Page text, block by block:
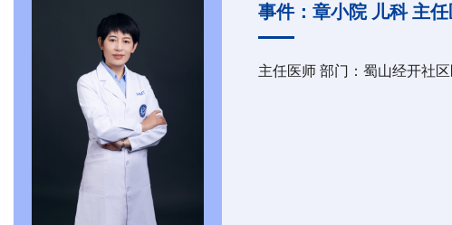
事件：章小院 儿科 主
主任医师 部门：蜀山经开社